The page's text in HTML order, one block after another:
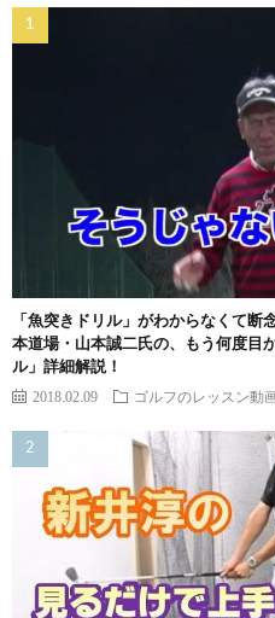
「魚突きドリル」がわからなくて断
本道場・山本誠二氏の、もう何度目
ル」詳細解説！
2018.02.09 ゴルフのレッスン動